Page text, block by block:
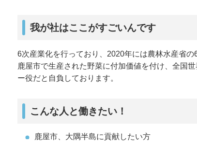
我が社はここがすごいんです
6次産業化を行っており、2020年には農林水産省の
鹿屋市で生産された野菜に付加価値を付け、全国
ー役だと自負しております。
こんな人と働きたい！
鹿屋市、大隅半島に貢献したい方